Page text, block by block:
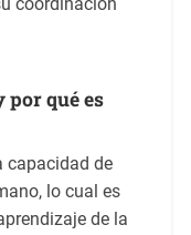
por qué es
capacidad de
lo cual es
de la